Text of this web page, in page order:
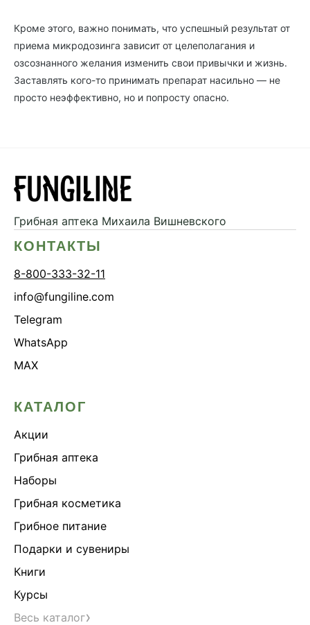
Кроме этого, важно понимать, что успешный результат от
приема микродозинга зависит от целеполагания и
озсознанного желания изменить свои привычки и жизнь.
Заставлять кого-то принимать препарат насильно — не
просто неэффективно, но и попросту опасно.
Грибная аптека Михаила Вишневского
КОНТАКТЫ
8-800-333-32-11
info@fungiline.com
Telegram
WhatsApp
MAX
КАТАЛОГ
Акции
Грибная аптека
Наборы
Грибная косметика
Грибное питание
Подарки и сувениры
Книги
Курсы
Весь каталог›